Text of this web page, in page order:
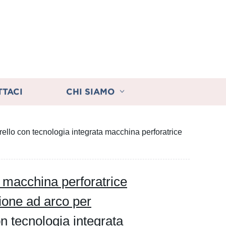
CHI SIAMO
con tecnologia integrata macchina perforatrice
perforatrice
ad arco per
tecnologia integrata